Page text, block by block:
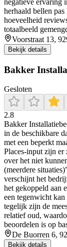
herhaald bellen
hoeveelheid
totaalbeeld
Voorstraat 13,
Bekijk details
Bakker
Gesloten
2.8
Bakker
in de beschikbare
met een beperkt
Places-input zijn er
over het niet
(meerdere
verschijnt het
het gekoppeld aan
een tegenwicht
tegelijk zijn de
relatief oud,
beoordelen is op
De Buorren 6,
Bekijk details